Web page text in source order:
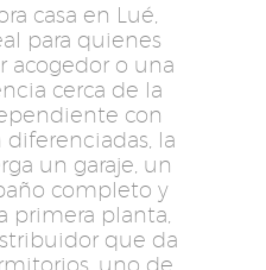
casa en Lué,
para quienes
acogedor o una
cerca de la
con
la
un garaje, un
completo y
primera planta,
que da
uno de